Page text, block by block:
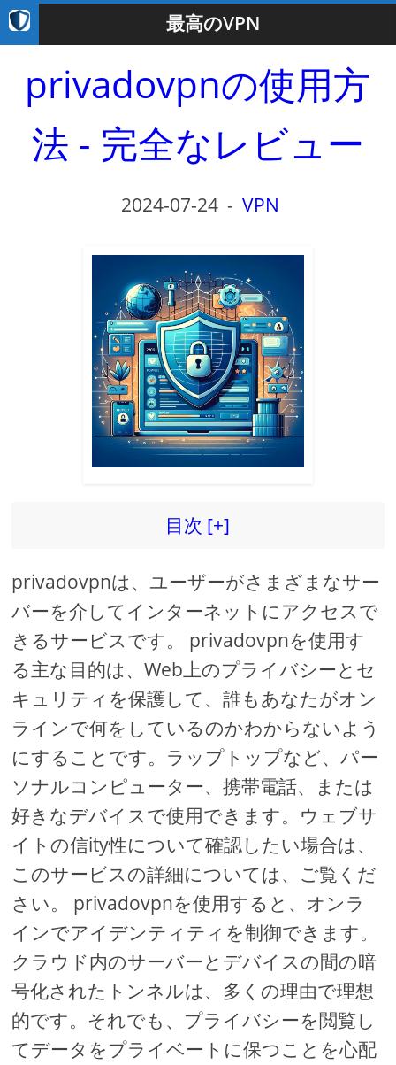
最高のVPN
privadovpnの使用方
法 - 完全なレビュー
2024-07-24- VPN
目次 [+]
privadovpnは、ユーザーがさまざまなサー
バーを介してインターネットにアクセスで
きるサービスです。 privadovpnを使用す
る主な目的は、Web上のプライバシーとセ
キュリティを保護して、誰もあなたがオン
ラインで何をしているのかわからないよう
にすることです。ラップトップなど、パー
ソナルコンピューター、携帯電話、または
好きなデバイスで使用できます。ウェブサ
イトの信ity性について確認したい場合は、
このサービスの詳細については、ご覧くだ
さい。 privadovpnを使用すると、オンラ
インでアイデンティティを制御できます。
クラウド内のサーバーとデバイスの間の暗
号化されたトンネルは、多くの理由で理想
的です。それでも、プライバシーを閲覧し
てデータをプライベートに保つことを心配